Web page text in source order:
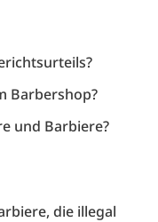
Barbershop?
und Barbiere?
die illegal